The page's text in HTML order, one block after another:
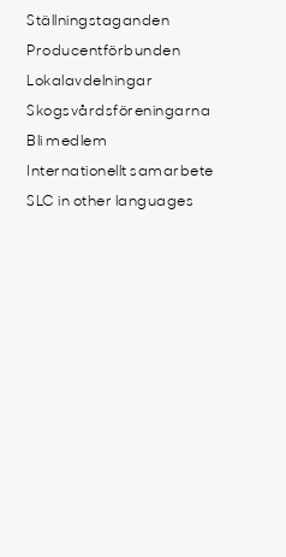
Ställningstaganden
Producentförbunden
Lokalavdelningar
Skogsvårdsföreningarna
Bli medlem
Internationellt samarbete
SLC in other languages